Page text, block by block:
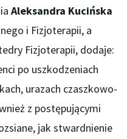
Aleksandra Kucińska
i Fizjoterapii, a
Fizjoterapii, dodaje:
po uszkodzeniach
urazach czaszkowo-
z postępującymi
jak stwardnienie